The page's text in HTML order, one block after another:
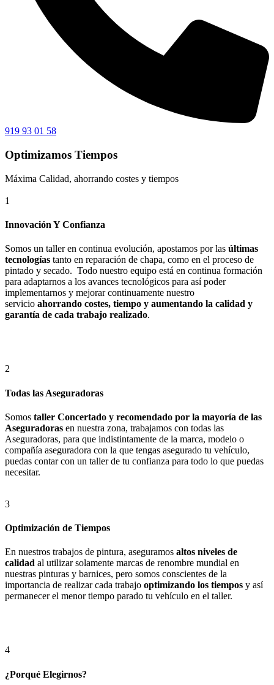
919 93 01 58
Optimizamos Tiempos
Máxima Calidad, ahorrando costes y tiempos
1
Innovación Y Confianza
Somos un taller en continua evolución, apostamos por las últimas
tecnologías tanto en reparación de chapa, como en el proceso de
pintado y secado. Todo nuestro equipo está en continua formación
para adaptarnos a los avances tecnológicos para así poder
implementarnos y mejorar continuamente nuestro
servicio ahorrando costes, tiempo y aumentando la calidad y
garantía de cada trabajo realizado.
2
Todas las Aseguradoras
Somos taller Concertado y recomendado por la mayoría de las
Aseguradoras en nuestra zona, trabajamos con todas las
Aseguradoras, para que indistintamente de la marca, modelo o
compañía aseguradora con la que tengas asegurado tu vehículo,
puedas contar con un taller de tu confianza para todo lo que puedas
necesitar.
3
Optimización de Tiempos
En nuestros trabajos de pintura, aseguramos altos niveles de
calidad al utilizar solamente marcas de renombre mundial en
nuestras pinturas y barnices, pero somos conscientes de la
importancia de realizar cada trabajo optimizando los tiempos y así
permanecer el menor tiempo parado tu vehículo en el taller.
4
¿Porqué Elegirnos?